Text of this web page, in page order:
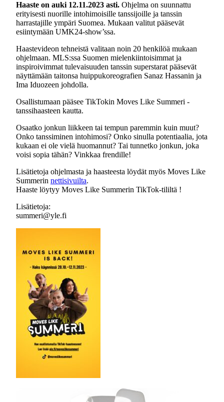
Haaste on auki 12.11.2023 asti. Ohjelma on suunnattu
erityisesti nuorille intohimoisille tanssijoille ja tanssin
harrastajille ympäri Suomea. Mukaan valitut pääsevät
esiintymään UMK24-show’ssa.
Haastevideon tehneistä valitaan noin 20 henkilöä mukaan
ohjelmaan. MLS:ssa Suomen mielenkiintoisimmat ja
inspiroivimmat tulevaisuuden tanssin superstarat pääsevät
näyttämään taitonsa huippukoreografien Sanaz Hassanin ja
Ima Iduozeen johdolla.
Osallistumaan pääsee TikTokin Moves Like Summeri -
tanssihaasteen kautta.
Osaatko jonkun liikkeen tai tempun paremmin kuin muut?
Onko tanssiminen intohimosi? Onko sinulla potentiaalia, jota
kukaan ei ole vielä huomannut? Tai tunnetko jonkun, joka
voisi sopia tähän? Vinkkaa frendille!
Lisätietoja ohjelmasta ja haasteesta löydät myös Moves Like
Summerin nettisivuilta.
Haaste löytyy Moves Like Summerin TikTok-tililtä !
Lisätietoja:
summeri@yle.fi